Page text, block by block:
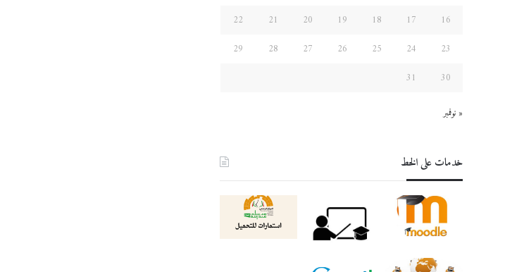
16
17
18
19
20
21
22
23
24
25
26
27
28
29
30
31
« نوفمبر
خدمات على الخط